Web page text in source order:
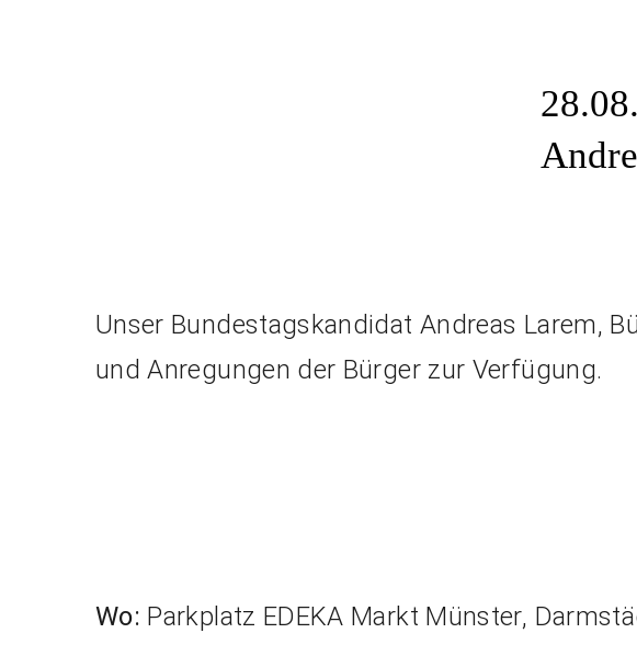
Unser Bundestagskandidat Andreas Larem,
und Anregungen der Bürger zur Verfügung.
Wo: Parkplatz EDEKA Markt Münster,